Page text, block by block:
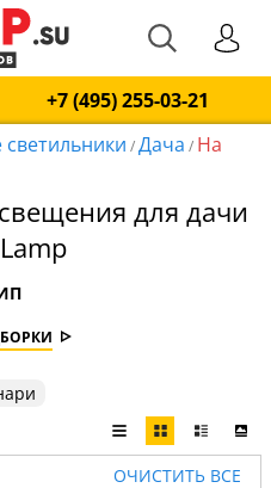
+7 (495) 255-03-21
/Дача / На
для дачи
ОЧИСТИТЬ ВСЕ